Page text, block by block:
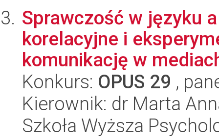
Sprawczość w języku
korelacyjne i
komunikację w
Konkurs: OPUS 29 ,
Kierownik: dr Marta
Szkoła Wyższa